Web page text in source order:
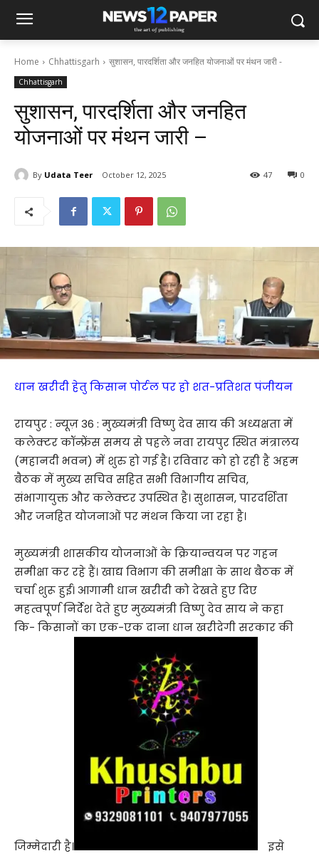
Home Chhattisgarh सुशासन, पारदर्शिता और जनहित योजनाओं पर मंथन जारी -
Chhattisgarh
सुशासन, पारदर्शिता और जनहित
योजनाओं पर मंथन जारी –
By Udata Teer October 12, 2025 0
47
धान खरीदी हेतु किसान पोर्टल पर हो शत-प्रतिशत पंजीयन
रायपुर : न्यूज़ 36 : मुख्यमंत्री विष्णु देव साय की अध्यक्षता में
कलेक्टर कॉन्फ्रेंस समय से पहले नवा रायपुर स्थित मंत्रालय
(महानदी भवन) में शुरु हो गई है। रविवार को हो रही है अहम
बैठक में मुख्य सचिव सहित सभी विभागीय सचिव,
संभागायुक्त और कलेक्टर उपस्थित है। सुशासन, पारदर्शिता
और जनहित योजनाओं पर मंथन किया जा रहा है।
मुख्यमंत्री शासकीय योजनाओं के क्रियान्वयन पर गहन
समीक्षा कर रहे हैं। खाद्य विभाग की समीक्षा के साथ बैठक में
चर्चा शुरू हुई। आगामी धान खरीदी को देखते हुए दिए
महत्वपूर्ण निर्देश देते हुए मुख्यमंत्री विष्णु देव साय ने कहा
कि- किसानों का एक-एक दाना धान खरीदेगी सरकार की
जिम्मेदारी है।
इसे